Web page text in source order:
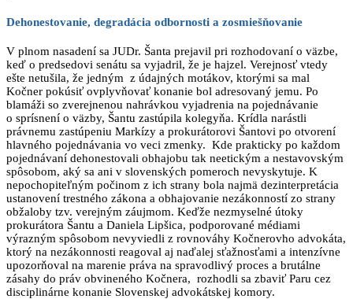
Dehonestovanie, degradácia odbornosti a zosmiešňovanie
V plnom nasadení sa JUDr. Šanta prejavil pri rozhodovaní o väzbe,
keď o predsedovi senátu sa vyjadril, že je hajzel. Verejnosť vtedy
ešte netušila, že jedným z údajných motákov, ktorými sa mal
Kočner pokúsiť ovplyvňovať konanie bol adresovaný jemu. Po
blamáži so zverejnenou nahrávkou vyjadrenia na pojednávanie
o sprísnení o väzby, Šantu zastúpila kolegyňa. Krídla narástli
právnemu zastúpeniu Markízy a prokurátorovi Šantovi po otvorení
hlavného pojednávania vo veci zmenky. Kde prakticky po každom
pojednávaní dehonestovali obhajobu tak neetickým a nestavovským
spôsobom, aký sa ani v slovenských pomeroch nevyskytuje. K
nepochopiteľným počinom z ich strany bola najmä dezinterpretácia
ustanovení trestného zákona a obhajovanie nezákonností zo strany
obžaloby tzv. verejným záujmom. Keďže nezmyselné útoky
prokurátora Šantu a Daniela Lipšica, podporované médiami
výrazným spôsobom nevyviedli z rovnováhy Kočnerovho advokáta,
ktorý na nezákonnosti reagoval aj naďalej sťažnosťami a intenzívne
upozorňoval na marenie práva na spravodlivý proces a brutálne
zásahy do práv obvineného Kočnera, rozhodli sa zbaviť Paru cez
disciplinárne konanie Slovenskej advokátskej komory.